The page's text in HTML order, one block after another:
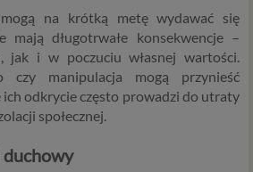
na krótką metę wydawać się
mają długotrwałe konsekwencje –
jak i w poczuciu własnej wartości.
czy manipulacja mogą przynieść
odkrycie często prowadzi do utraty
społecznej.
duchowy